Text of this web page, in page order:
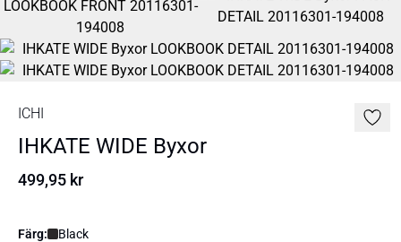
ICHI
IHKATE WIDE Byxor
499,95 kr
Färg: Black